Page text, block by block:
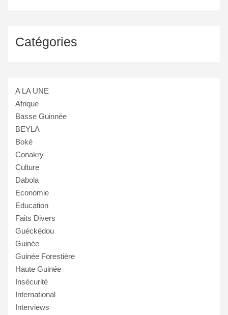
Catégories
A LA UNE
Afrique
Basse Guinnée
BEYLA
Boké
Conakry
Culture
Dabola
Economie
Education
Faits Divers
Guéckédou
Guinée
Guinée Forestière
Haute Guinée
Insécurité
International
Interviews